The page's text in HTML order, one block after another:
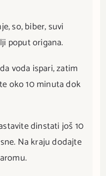
so, biber, suvi
poput origana.
voda ispari, zatim
oko 10 minuta dok
dinstati još 10
Na kraju dodajte